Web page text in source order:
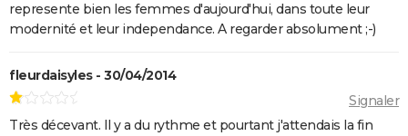
OSS 117 3 : que disent les critiques sur le film ?
The French Dispatch : faut-il voir le dernier Wes
Anderson ? Critiques
La Traversée
represente bien les femmes d'aujourd'hui, dans toute leur
modernité et leur independance. A regarder absolument ;-)
fleurdaisyles - 30/04/2014
Signaler
Très décevant. Il y a du rythme et pourtant j'attendais la fin